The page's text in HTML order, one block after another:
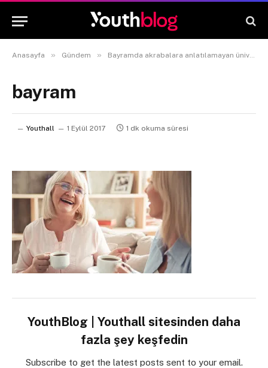
Anasayfa » Gündem » Bayramda akrabalara anlatılamayan üniversitelerdeki 20 bölüm
bayram
Youthall 1 Eylül 2017 1 dk okuma süresi
YouthBlog | Youthall sitesinden daha
fazla şey keşfedin
Subscribe to get the latest posts sent to your email.